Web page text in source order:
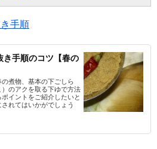
手順
き手順のコツ【春の
煮物、基本の下ごしら
のアクを取る下ゆで方法
イントをご紹介したいと
れてはいかがでしょう